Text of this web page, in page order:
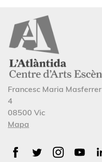
Francesc Maria Masferrer
4
08500 Vic
Mapa